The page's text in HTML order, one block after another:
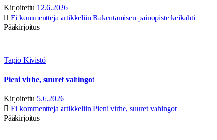
Kirjoitettu 12.6.2026
Ei kommentteja artikkeliin Rakentamisen painopiste keikahti
Pääkirjoitus
Tapio Kivistö
Pieni virhe, suuret vahingot
Kirjoitettu 5.6.2026
Ei kommentteja artikkeliin Pieni virhe, suuret vahingot
Pääkirjoitus